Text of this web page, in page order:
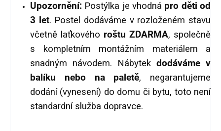
Upozornění: Postýlka je vhodná pro děti od
3 let. Postel dodáváme v rozloženém stavu
včetně laťkového roštu ZDARMA, společně
s kompletním montážním materiálem a
snadným návodem. Nábytek dodáváme v
balíku nebo na paletě, negarantujeme
dodání (vynesení) do domu či bytu, toto není
standardní služba dopravce.